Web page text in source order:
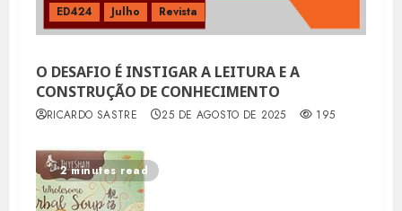
ED424
Julho Revista
O DESAFIO É INSTIGAR A LEITURA E A
CONSTRUÇÃO DE CONHECIMENTO
RICARDO SASTRE 25 DE AGOSTO DE 2025 195
2 minutes read